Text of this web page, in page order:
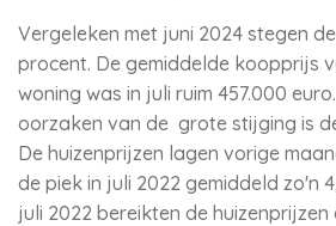
Vergeleken met juni 2024 stegen
procent. De gemiddelde koopprijs
woning was in juli ruim 457.000
oorzaken van de grote stijging is
De huizenprijzen lagen vorige
de piek in juli 2022 gemiddeld zo'n
juli 2022 bereikten de